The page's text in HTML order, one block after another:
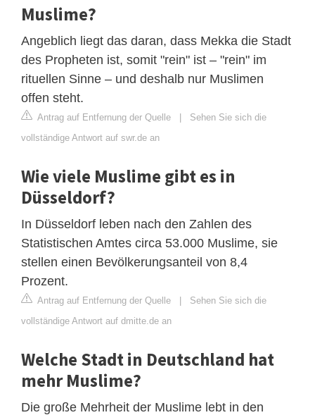
Muslime?
Angeblich liegt das daran, dass Mekka die Stadt
des Propheten ist, somit "rein" ist – "rein" im
rituellen Sinne – und deshalb nur Muslimen
offen steht.
Antrag auf Entfernung der Quelle | Sehen Sie sich die
vollständige Antwort auf swr.de an
Wie viele Muslime gibt es in
Düsseldorf?
In Düsseldorf leben nach den Zahlen des
Statistischen Amtes circa 53.000 Muslime, sie
stellen einen Bevölkerungsanteil von 8,4
Prozent.
Antrag auf Entfernung der Quelle | Sehen Sie sich die
vollständige Antwort auf dmitte.de an
Welche Stadt in Deutschland hat
mehr Muslime?
Die große Mehrheit der Muslime lebt in den